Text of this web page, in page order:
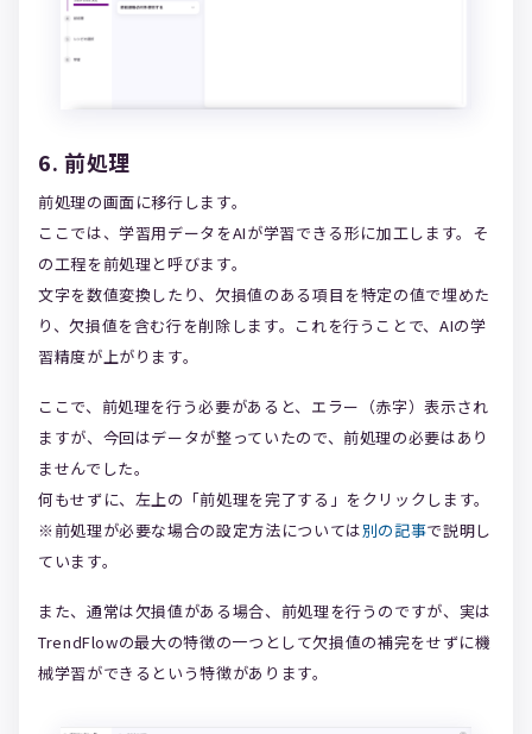
6. 前処理
前処理の画面に移行します。
ここでは、学習用データをAIが学習できる形に加工します。そ
の工程を前処理と呼びます。
文字を数値変換したり、欠損値のある項目を特定の値で埋めた
り、欠損値を含む行を削除します。これを行うことで、AIの学
習精度が上がります。
ここで、前処理を行う必要があると、エラー（赤字）表示され
ますが、今回はデータが整っていたので、前処理の必要はあり
ませんでした。
何もせずに、左上の「前処理を完了する」をクリックします。
※前処理が必要な場合の設定方法については別の記事で説明し
ています。
また、通常は欠損値がある場合、前処理を行うのですが、実は
TrendFlowの最大の特徴の一つとして欠損値の補完をせずに機
械学習ができるという特徴があります。